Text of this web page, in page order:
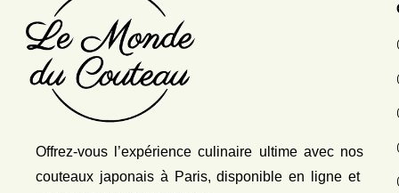
Offrez-vous l’expérience culinaire ultime avec nos
couteaux japonais à Paris, disponible en ligne et